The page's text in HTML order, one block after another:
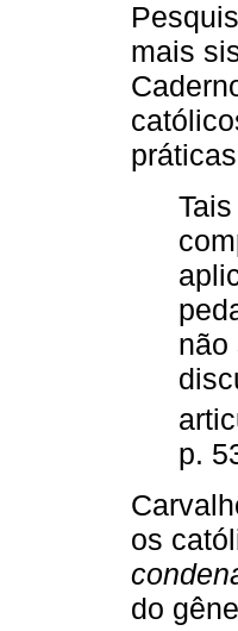
mais
não
p.
os
do